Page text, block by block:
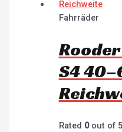
Fahrräder
S4
Rated 0out of 5